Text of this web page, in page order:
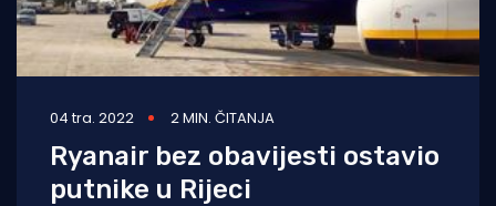
04 tra. 2022 2 MIN. ČITANJA
Ryanair bez obavijesti ostavio
putnike u Rijeci